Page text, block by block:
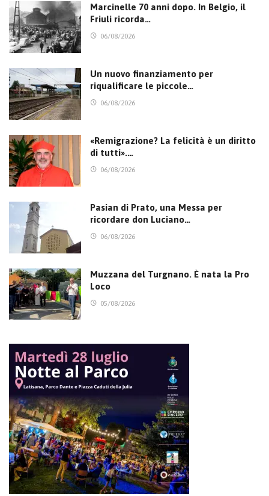
Marcinelle 70 anni dopo. In Belgio, il
Friuli ricorda…
06/08/2026
Un nuovo finanziamento per
riqualificare le piccole…
06/08/2026
«Remigrazione? La felicità è un diritto
di tutti».…
06/08/2026
Pasian di Prato, una Messa per
ricordare don Luciano…
06/08/2026
Muzzana del Turgnano. È nata la Pro
Loco
05/08/2026